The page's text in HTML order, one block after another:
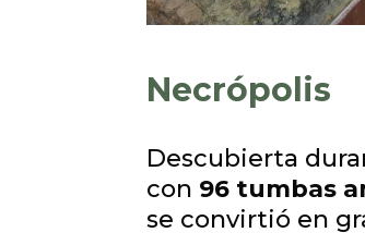
Necrópolis
Descubierta
con 96 tumbas
se convirtió en